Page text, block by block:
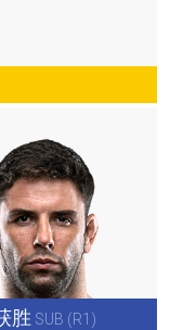
胜 SUB (R1)